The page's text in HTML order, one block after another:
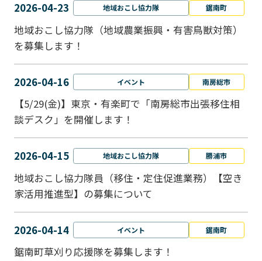
2026-04-23 地域おこし協力隊 鋸南町
地域おこし協力隊（地域農業振興・有害鳥獣対策）
を募集します！
2026-04-16 イベント 南房総市
【5/29(金)】東京・有楽町で「南房総市出張移住相
談デスク」を開催します！
2026-04-15 地域おこし協力隊 勝浦市
地域おこし協力隊員（移住・定住促進業務）【空き
家活用推進型】の募集について
2026-04-14 イベント 鋸南町
鋸南町草刈り応援隊を募集します！